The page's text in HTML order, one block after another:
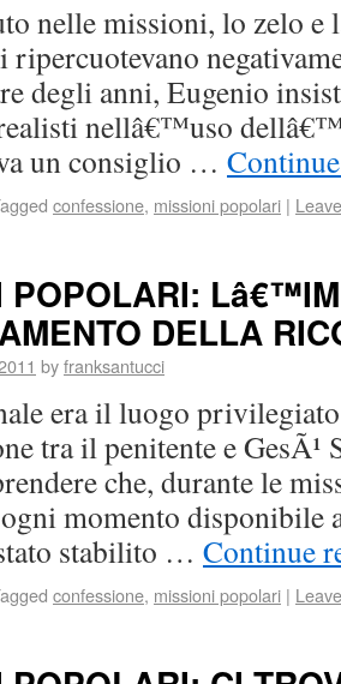
nelle missioni, lo zelo e
degli anni, Eugenio
nellâ€™uso
un consiglio …
confessione, missioni popolari |
POPOLARI:
DELLA
byfranksantucci
era il luogo
tra il penitente e GesÃ¹
che, durante le
momento disponibile
stabilito … Continue
confessione, missioni popolari |